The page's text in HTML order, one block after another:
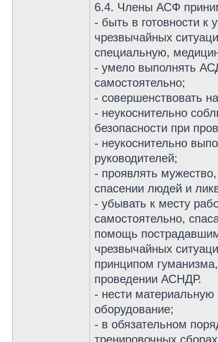
6.4. Члены АСФ
- быть в готовности к
чрезвычайных
специальную,
- умело выполнять
самостоятельно;
- совершенствовать
- неукоснительно
безопасности при
- неукоснительно
руководителей;
- проявлять
спасении людей и
- убывать к месту
самостоятельно,
помощь
чрезвычайных
принципом
проведении АСНДР.
- нести материальную
оборудование;
- в обязательном
тренировочных